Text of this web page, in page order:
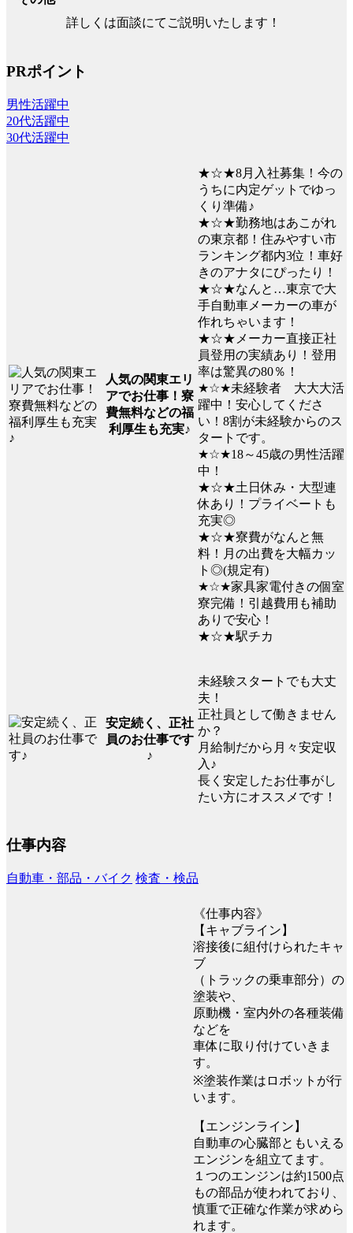
詳しくは面談にてご説明いたします！
PRポイント
男性活躍中
20代活躍中
30代活躍中
人気の関東エリ
アでお仕事！寮
費無料などの福
利厚生も充実♪
★☆★8月入社募集！今の
うちに内定ゲットでゆっ
くり準備♪
★☆★勤務地はあこがれ
の東京都！住みやすい市
ランキング都内3位！車好
きのアナタにぴったり！
★☆★なんと…東京で大
手自動車メーカーの車が
作れちゃいます！
★☆★メーカー直接正社
員登用の実績あり！登用
率は驚異の80％！
★☆★未経験者 大大大活
躍中！安心してくださ
い！8割が未経験からのス
タートです。
★☆★18～45歳の男性活躍
中！
★☆★土日休み・大型連
休あり！プライベートも
充実◎
★☆★寮費がなんと無
料！月の出費を大幅カッ
ト◎(規定有)
★☆★家具家電付きの個室
寮完備！引越費用も補助
ありで安心！
★☆★駅チカ
安定続く、正社
員のお仕事です
♪
未経験スタートでも大丈
夫！
正社員として働きません
か？
月給制だから月々安定収
入♪
長く安定したお仕事がし
たい方にオススメです！
仕事内容
自動車・部品・バイク 検査・検品
《仕事内容》
【キャブライン】
溶接後に組付けられたキャ
ブ
（トラックの乗車部分）の
塗装や、
原動機・室内外の各種装備
などを
車体に取り付けていきま
す。
※塗装作業はロボットが行
います。
【エンジンライン】
自動車の心臓部ともいえる
エンジンを組立てます。
１つのエンジンは約1500点
もの部品が使われており、
慎重で正確な作業が求めら
れます。